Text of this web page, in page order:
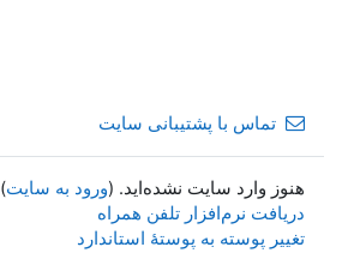
تماس با پشتیبانی سایت
هنوز وارد سایت نشده‌اید. (ورود به سایت)
دریافت نرم‌افزار تلفن همراه
تغییر پوسته به پوستهٔ استاندارد